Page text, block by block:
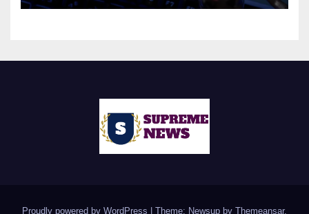
Proudly powered by WordPress | Theme: Newsup by Themeansar.